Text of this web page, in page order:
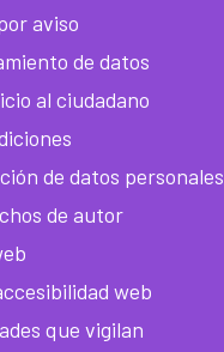
aviso
de datos
al ciudadano
de datos personales
de autor
web
que vigilan